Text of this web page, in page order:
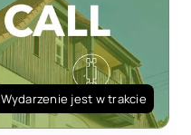
Wydarzenie jest w trakcie